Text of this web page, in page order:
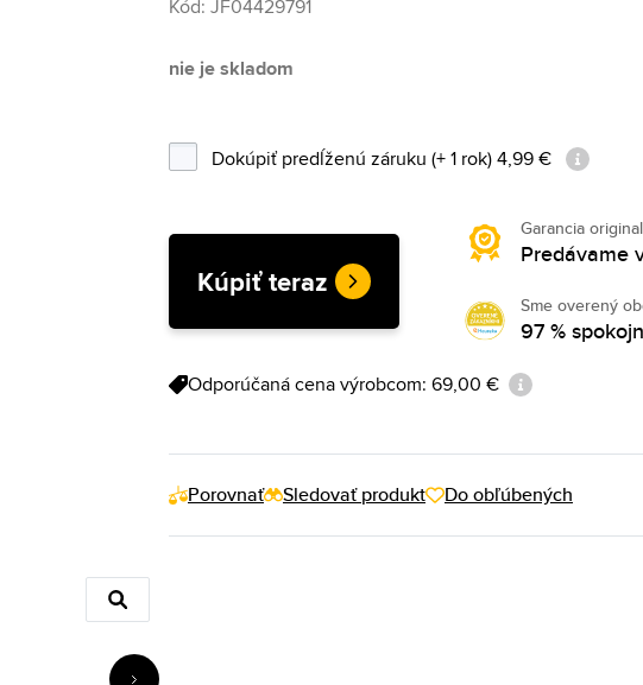
Kód: JF04429791
nie je skladom
Dokúpiť predĺženú záruku (+ 1 rok) 4,99 €
Kúpiť teraz
Garancia
Predávame
Sme overený
97 %
Odporúčaná cena výrobcom: 69,00 €
Porovnať Sledovať produkt Do obľúbených